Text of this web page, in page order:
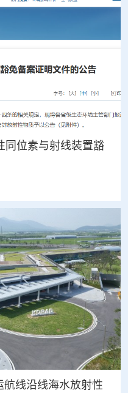
同位素与射线装置豁
线沿线海水放射性